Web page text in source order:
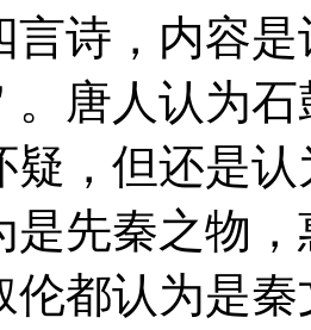
言诗，内容
。唐人认为
疑，但还是
是先秦之物
伦都认为是